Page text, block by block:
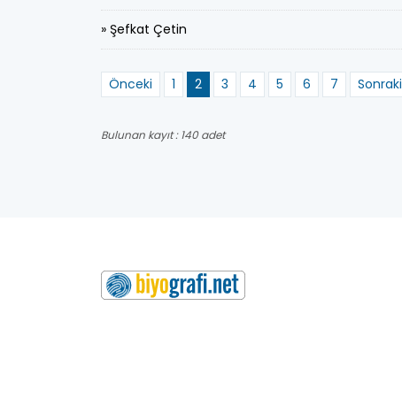
» Şefkat Çetin
Önceki 1 2 3 4 5 6 7 Sonraki
Bulunan kayıt : 140 adet